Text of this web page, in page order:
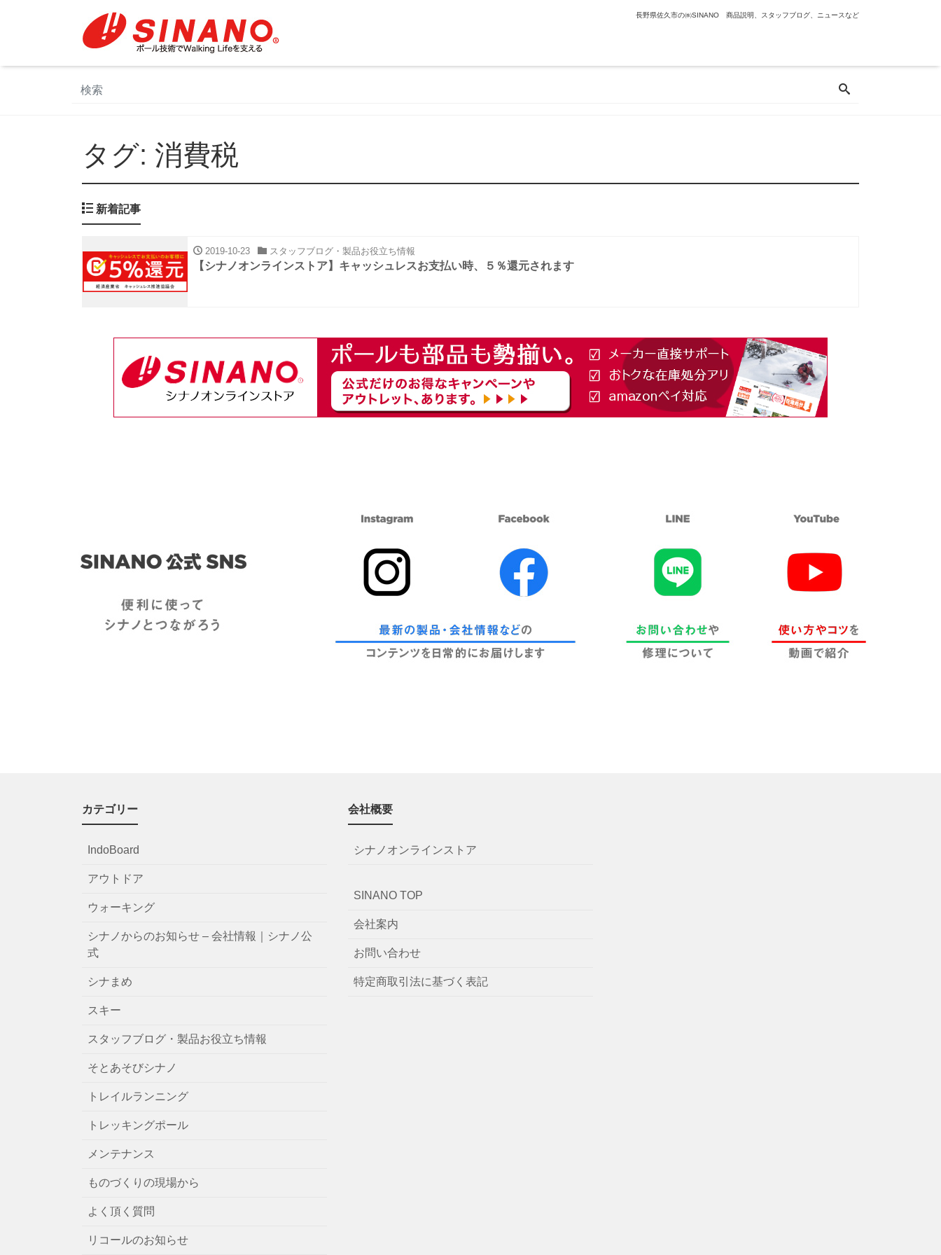
長野県佐久市の㈱SINANO 商品説明、スタッフブログ、ニュースなど
タグ: 消費税
新着記事
2019-10-23 スタッフブログ・製品お役立ち情報
【シナノオンラインストア】キャッシュレスお支払い時、５％還元されます
カテゴリー
IndoBoard
アウトドア
ウォーキング
シナノからのお知らせ – 会社情報｜シナノ公
式
シナまめ
スキー
スタッフブログ・製品お役立ち情報
そとあそびシナノ
トレイルランニング
トレッキングポール
メンテナンス
ものづくりの現場から
よく頂く質問
リコールのお知らせ
会社概要
シナノオンラインストア
SINANO TOP
会社案内
お問い合わせ
特定商取引法に基づく表記